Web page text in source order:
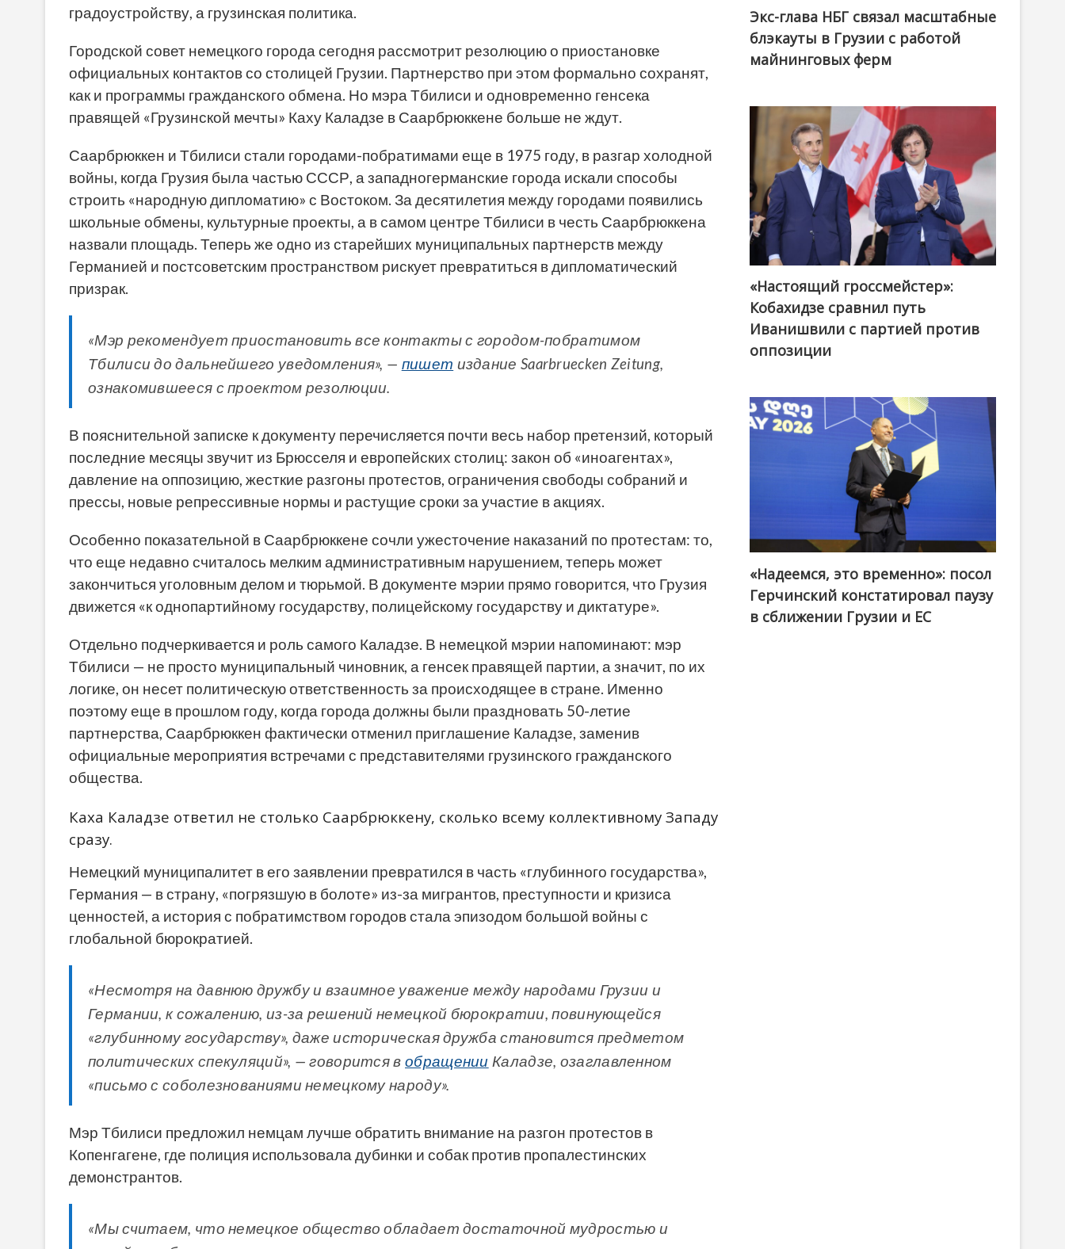
градоустройству, а грузинская политика.
Городской совет немецкого города сегодня рассмотрит резолюцию о приостановке
официальных контактов со столицей Грузии. Партнерство при этом формально сохранят,
как и программы гражданского обмена. Но мэра Тбилиси и одновременно генсека
правящей «Грузинской мечты» Каху Каладзе в Саарбрюккене больше не ждут.
Саарбрюккен и Тбилиси стали городами-побратимами еще в 1975 году, в разгар холодной
войны, когда Грузия была частью СССР, а западногерманские города искали способы
строить «народную дипломатию» с Востоком. За десятилетия между городами появились
школьные обмены, культурные проекты, а в самом центре Тбилиси в честь Саарбрюккена
назвали площадь. Теперь же одно из старейших муниципальных партнерств между
Германией и постсоветским пространством рискует превратиться в дипломатический
призрак.
«Мэр рекомендует приостановить все контакты с городом-побратимом
Тбилиси до дальнейшего уведомления», — пишет издание Saarbruecken Zeitung,
ознакомившееся с проектом резолюции.
В пояснительной записке к документу перечисляется почти весь набор претензий, который
последние месяцы звучит из Брюсселя и европейских столиц: закон об «иноагентах»,
давление на оппозицию, жесткие разгоны протестов, ограничения свободы собраний и
прессы, новые репрессивные нормы и растущие сроки за участие в акциях.
Особенно показательной в Саарбрюккене сочли ужесточение наказаний по протестам: то,
что еще недавно считалось мелким административным нарушением, теперь может
закончиться уголовным делом и тюрьмой. В документе мэрии прямо говорится, что Грузия
движется «к однопартийному государству, полицейскому государству и диктатуре».
Отдельно подчеркивается и роль самого Каладзе. В немецкой мэрии напоминают: мэр
Тбилиси — не просто муниципальный чиновник, а генсек правящей партии, а значит, по их
логике, он несет политическую ответственность за происходящее в стране. Именно
поэтому еще в прошлом году, когда города должны были праздновать 50-летие
партнерства, Саарбрюккен фактически отменил приглашение Каладзе, заменив
официальные мероприятия встречами с представителями грузинского гражданского
общества.
Каха Каладзе ответил не столько Саарбрюккену, сколько всему коллективному Западу
сразу.
Немецкий муниципалитет в его заявлении превратился в часть «глубинного государства»,
Германия — в страну, «погрязшую в болоте» из-за мигрантов, преступности и кризиса
ценностей, а история с побратимством городов стала эпизодом большой войны с
глобальной бюрократией.
«Несмотря на давнюю дружбу и взаимное уважение между народами Грузии и
Германии, к сожалению, из-за решений немецкой бюрократии, повинующейся
«глубинному государству», даже историческая дружба становится предметом
политических спекуляций», — говорится в обращении Каладзе, озаглавленном
«письмо с соболезнованиями немецкому народу».
Мэр Тбилиси предложил немцам лучше обратить внимание на разгон протестов в
Копенгагене, где полиция использовала дубинки и собак против пропалестинских
демонстрантов.
«Мы считаем, что немецкое общество обладает достаточной мудростью и
Экс-глава НБГ связал масштабные
блэкауты в Грузии с работой
майнинговых ферм
@ქართული ოცნება / Georgian Dream
«Настоящий гроссмейстер»:
Кобахидзе сравнил путь
Иванишвили с партией против
оппозиции
«Надеемся, это временно»: посол
Герчинский констатировал паузу
в сближении Грузии и ЕС